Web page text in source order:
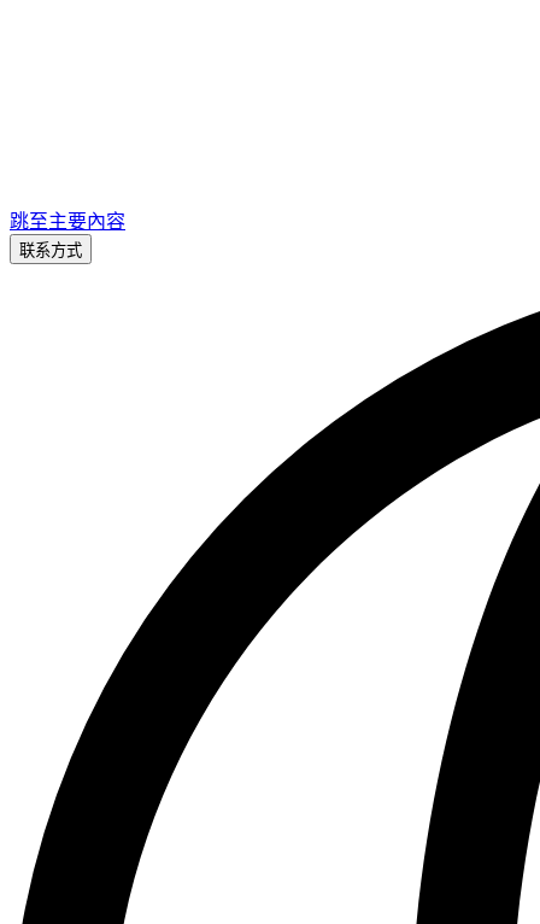
跳至主要內容
联系方式